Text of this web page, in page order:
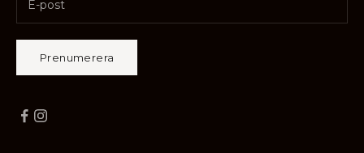
Prenumerera